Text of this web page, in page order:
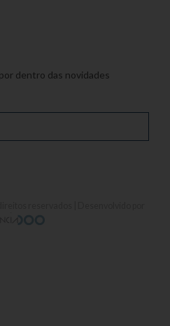
dentro das novidades